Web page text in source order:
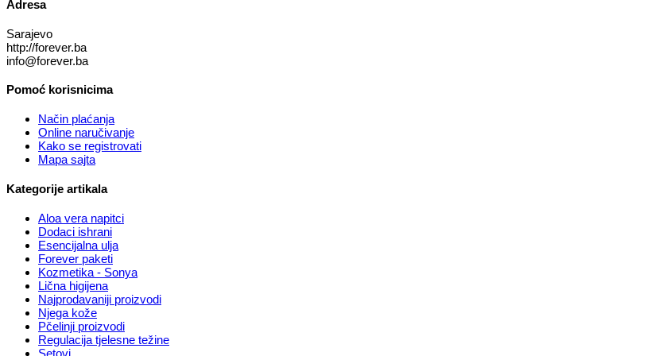
Adresa
Sarajevo
http://forever.ba
info@forever.ba
Pomoć korisnicima
Način plaćanja
Online naručivanje
Kako se registrovati
Mapa sajta
Kategorije artikala
Aloa vera napitci
Dodaci ishrani
Esencijalna ulja
Forever paketi
Kozmetika - Sonya
Lična higijena
Najprodavaniji proizvodi
Njega kože
Pčelinji proizvodi
Regulacija tjelesne težine